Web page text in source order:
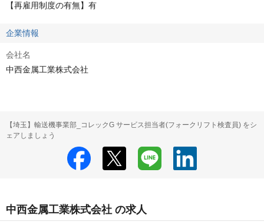
【再雇用制度の有無】有
企業情報
会社名
中西金属工業株式会社
【埼玉】輸送機事業部_コレックG サービス担当者(フォークリフト検査員) をシ
ェアしましょう
中西金属工業株式会社 の求人